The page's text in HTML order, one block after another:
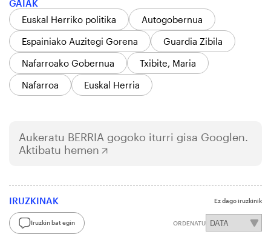
GAIAK
Euskal Herriko politika
Autogobernua
Espainiako Auzitegi Gorena
Guardia Zibila
Nafarroako Gobernua
Txibite, Maria
Nafarroa
Euskal Herria
Aukeratu BERRIA gogoko iturri gisa Googlen.
Aktibatu hemen
IRUZKINAK Ez dago iruzkinik
Iruzkin bat egin ORDENATU